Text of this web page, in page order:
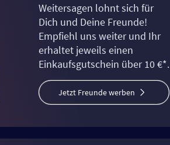
Weitersagen lohnt sich für
Dich und Deine Freunde!
Empfiehl uns weiter und Ihr
erhaltet jeweils einen
Einkaufsgutschein über 10 €*.
Jetzt Freunde werben